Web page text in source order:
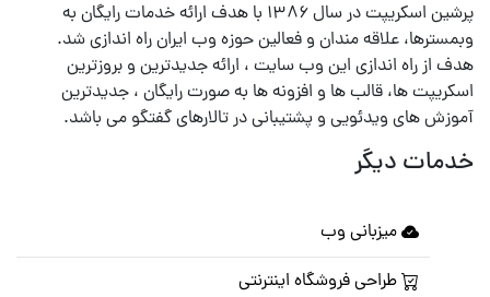
پرشین اسکریپت در سال ۱۳۸۶ با هدف ارائه خدمات رایگان به
وبمسترها، علاقه مندان و فعالین حوزه وب ایران راه اندازی شد.
هدف از راه اندازی این وب سایت ، ارائه جدیدترین و بروزترین
اسکریپت ها، قالب ها و افزونه ها به صورت رایگان ، جدیدترین
آموزش های ویدئویی و پشتیبانی در تالارهای گفتگو می باشد.
خدمات دیگر
میزبانی وب
طراحی فروشگاه اینترنتی